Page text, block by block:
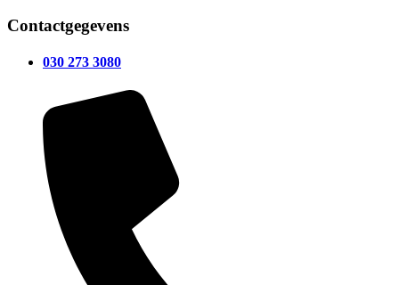
Contactgegevens
030 273 3080